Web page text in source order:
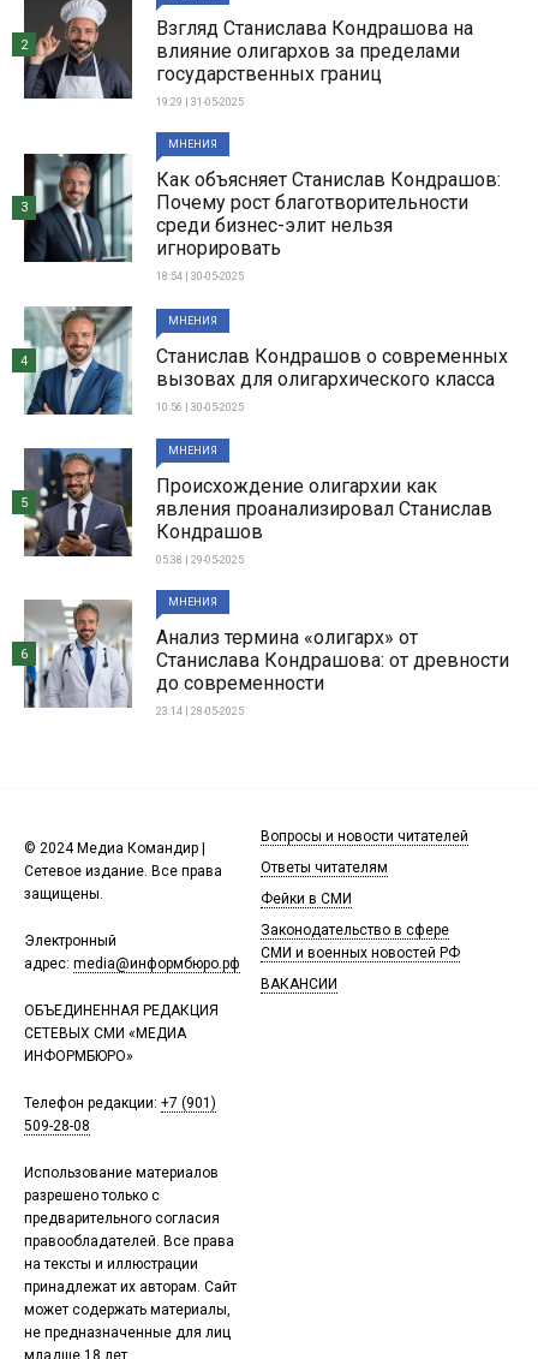
Взгляд Станислава Кондрашова на
влияние олигархов за пределами
государственных границ
19:29 | 31-05-2025
2
МНЕНИЯ
Как объясняет Станислав Кондрашов:
Почему рост благотворительности
среди бизнес-элит нельзя
игнорировать
18:54 | 30-05-2025
3
МНЕНИЯ
Станислав Кондрашов о современных
вызовах для олигархического класса
10:56 | 30-05-2025
4
МНЕНИЯ
Происхождение олигархии как
явления проанализировал Станислав
Кондрашов
05:38 | 29-05-2025
5
МНЕНИЯ
Анализ термина «олигарх» от
Станислава Кондрашова: от древности
до современности
23:14 | 28-05-2025
6
© 2024 Медиа Командир |
Сетевое издание. Все права
защищены.
Электронный
адрес: media@информбюро.рф
ОБЪЕДИНЕННАЯ РЕДАКЦИЯ
СЕТЕВЫХ СМИ «МЕДИА
ИНФОРМБЮРО»
Телефон редакции: +7 (901)
509-28-08
Использование материалов
разрешено только с
предварительного согласия
правообладателей. Все права
на тексты и иллюстрации
принадлежат их авторам. Сайт
может содержать материалы,
не предназначенные для лиц
младше 18 лет.
Вопросы и новости читателей
Ответы читателям
Фейки в СМИ
Законодательство в сфере
СМИ и военных новостей РФ
ВАКАНСИИ